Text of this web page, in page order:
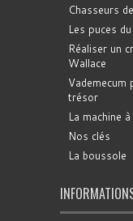
Chasseurs
Les puces
Réaliser un
Wallace
Vademecum
trésor
La machine
Nos clés
La boussole